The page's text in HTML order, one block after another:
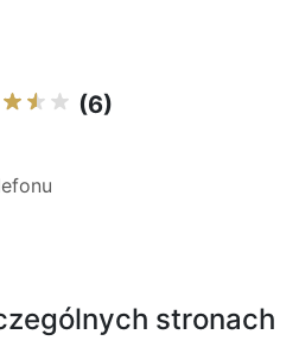
(6)
stronach